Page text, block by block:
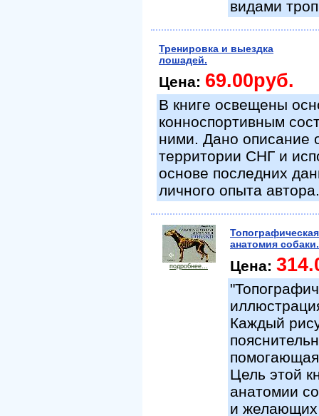
видами
Тренировка и выездка
лошадей.
Цена: 69.00руб.
В книге освещены
конноспортивным
ними. Дано описание
территории СНГ и
основе последних
личного опыта автора.
подробнее...
Топографическая
анатомия собаки.
Цена:
Каждый
помогающая
Цель этой
анатомии
и желающих